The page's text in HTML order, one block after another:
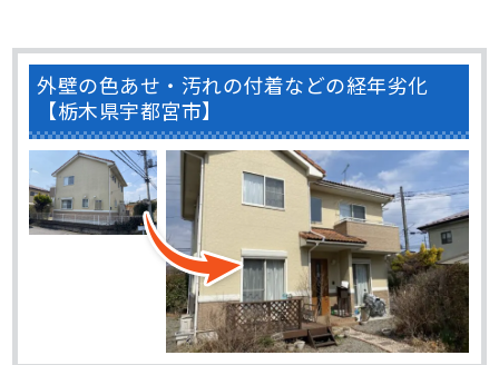
外壁の色あせ・汚れの付着などの経年劣化
【栃木県宇都宮市】